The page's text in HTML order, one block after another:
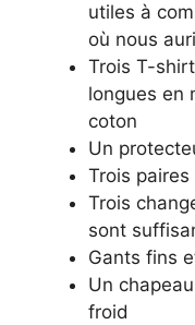
utiles à
où nous
Trois T-
longues en
coton
Un
Trois
Trois
sont
Gants fins
Un
froid